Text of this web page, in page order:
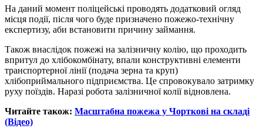
На даний момент поліцейські проводять додатковий огляд
місця події, після чого буде призначено пожежо-технічну
експертизу, аби встановити причину займання.
Також внаслідок пожежі на залізничну колію, що проходить
впритул до хлібокомбінату, впали конструктивні елементи
транспортерної лінії (подача зерна та круп)
хлібоприймального підприємства. Це спровокувало затримку
руху поїздів. Наразі робота залізничної колії відновлена.
Читайте також: Масштабна пожежа у Чорткові на складі
(Відео)